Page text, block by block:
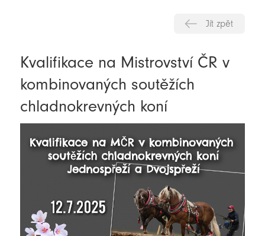
Jít zpět
Kvalifikace na Mistrovství ČR v
kombinovaných soutěžích
chladnokrevných koní